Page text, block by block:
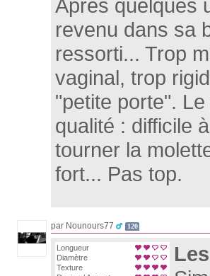
Après quelques
revenu dans sa
ressorti... Trop
vaginal, trop
"petite porte".
qualité : difficile
tourner la
fort... Pas top.
par Nounours77 120
Longueur
Diamètre
Texture